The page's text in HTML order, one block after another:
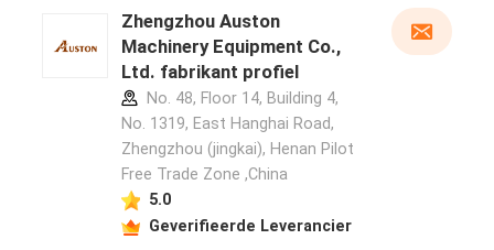
Zhengzhou Auston
Machinery Equipment Co.,
Ltd. fabrikant profiel
No. 48, Floor 14, Building 4,
No. 1319, East Hanghai Road,
Zhengzhou (jingkai), Henan Pilot
Free Trade Zone ,China
5.0
Geverifieerde Leverancier